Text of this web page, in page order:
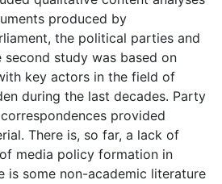
produced by
the political parties and
second study was based on
key actors in the field of
during the last decades. Party
provided
There is, so far, a lack of
media policy formation in
is some non-academic literature